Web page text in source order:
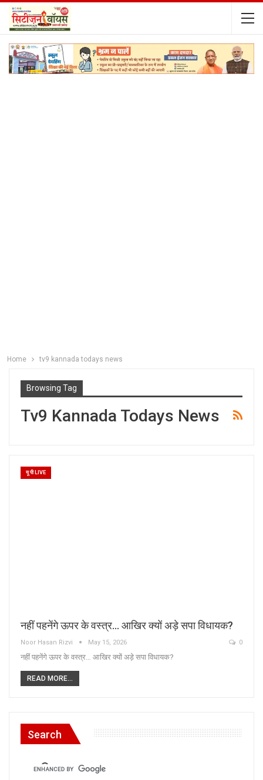
Home tv9 kannada todays news
Browsing Tag
Tv9 Kannada Todays News
यू पी LIVE
नहीं पहनेंगे ऊपर के वस्त्र… आखिर क्यों अड़े सपा विधायक?
Noor Hasan Rizvi May 15, 2026 0
नहीं पहनेंगे ऊपर के वस्त्र… आखिर क्यों अड़े सपा विधायक?
READ MORE...
Search